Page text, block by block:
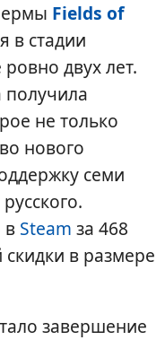
Fields of
в стадии
двух лет.
получила
не только
нового
семи
в Steam за 468
скидки в размере
завершение